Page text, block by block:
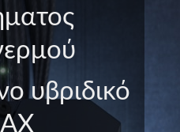
υβριδικό